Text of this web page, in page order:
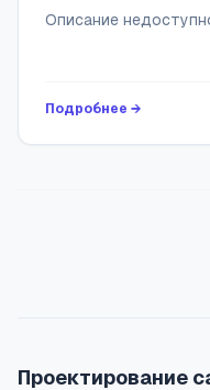
свадеб в Санкт-
Описание
Подробнее →
Проектирование